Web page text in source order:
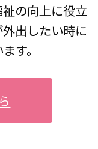
の向上に役立
出したい時に
す。